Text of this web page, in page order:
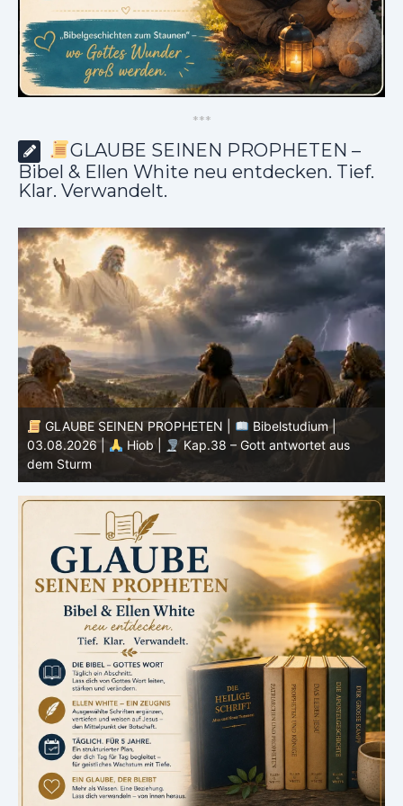
***
GLAUBE SEINEN PROPHETEN –
Bibel & Ellen White neu entdecken. Tief.
Klar. Verwandelt.
GLAUBE SEINEN PROPHETEN |
Bibelstudium |
03.08.2026 |
Hiob |
Kap.38 – Gott antwortet aus
dem Sturm